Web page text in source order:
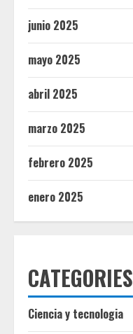
junio 2025
mayo 2025
abril 2025
marzo 2025
febrero 2025
enero 2025
CATEGORIES
Ciencia y tecnologia